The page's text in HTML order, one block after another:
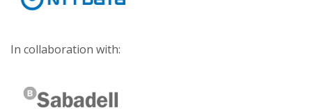
In collaboration with: